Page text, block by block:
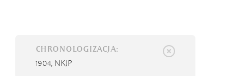
CHRONOLOGIZACJA:
1904, NKJP